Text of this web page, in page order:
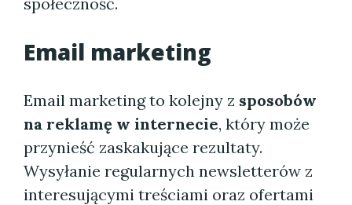
Email marketing
Email marketing to kolejny z sposobów
na reklamę w internecie, który może
przynieść zaskakujące rezultaty.
Wysyłanie regularnych newsletterów z
interesującymi treściami oraz ofertami